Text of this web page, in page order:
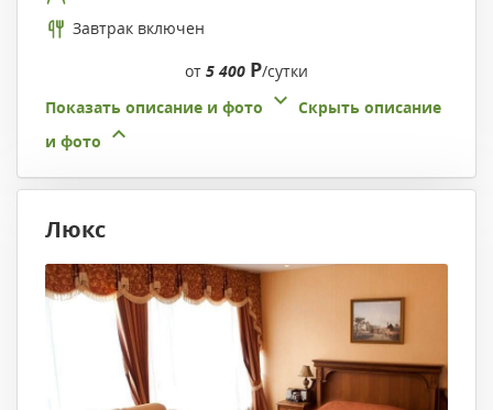
Завтрак включен
от 5 400 Р/сутки
Показать описание и фото
Скрыть описание
и фото
Люкс